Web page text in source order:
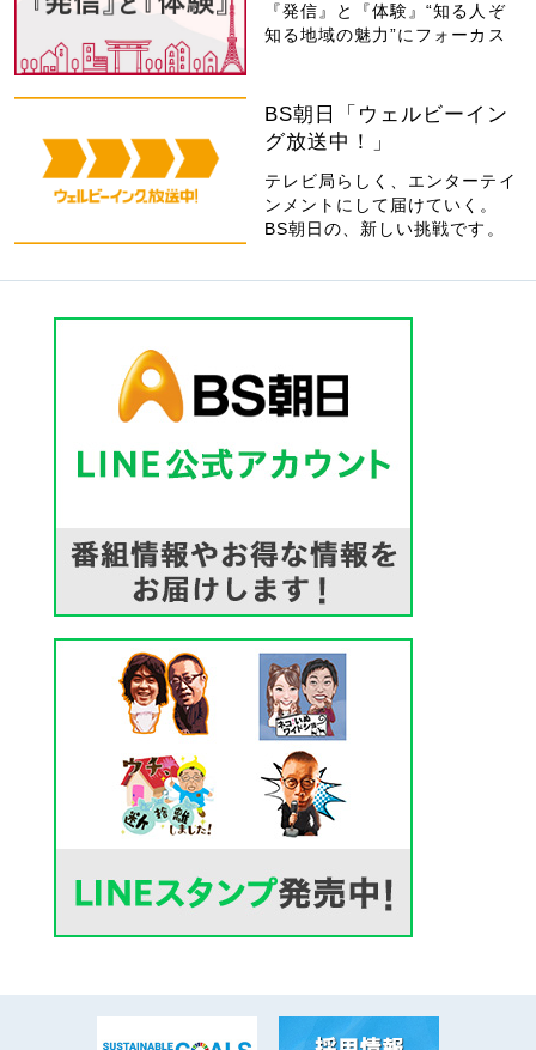
『発信』と『体験』“知る人ぞ
知る地域の魅力”にフォーカス
BS朝日「ウェルビーイン
グ放送中！」
テレビ局らしく、エンターテイ
ンメントにして届けていく。
BS朝日の、新しい挑戦です。